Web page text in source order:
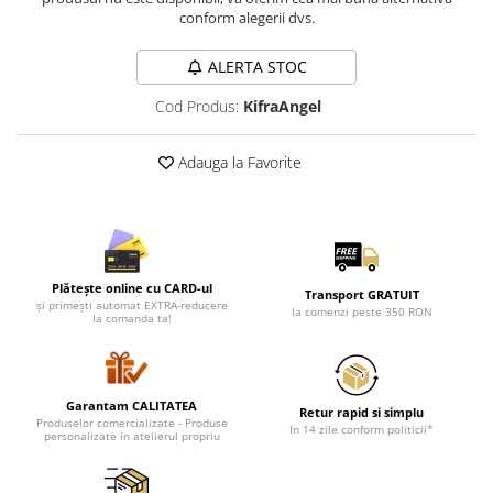
Lenjerii de pat pentru copii
Pijamale de dama
WINTER Collection
Halate si pijamale Family
Incaltaminte
Pijamale de copii
Pijamale BIG SIZE femei
Cadouri ocazii speciale
Tricouri de craciun
conform alegerii dvs.
ALERTA STOC
Cod Produs: KifraAngel
Adauga la Favorite
Plătește online cu CARD-ul
și primești automat EXTRA-reducere
la comanda ta!
Transport GRATUIT
la comenzi peste 350 RON
Garantam CALITATEA
Produselor comercializate - Produse
personalizate in atelierul propriu
Retur rapid si simplu
In 14 zile conform politicii*